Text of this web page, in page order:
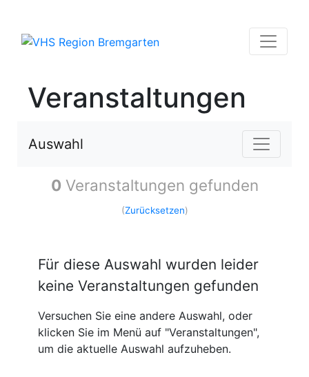
Veranstaltungen
Auswahl
0 Veranstaltungen gefunden
(Zurücksetzen)
Für diese Auswahl wurden leider
keine Veranstaltungen gefunden
Versuchen Sie eine andere Auswahl, oder
klicken Sie im Menü auf "Veranstaltungen",
um die aktuelle Auswahl aufzuheben.